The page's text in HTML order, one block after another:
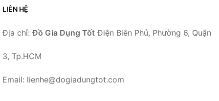
LIÊN HỆ
Địa chỉ:Đồ Gia Dụng Tốt Điện Biên Phủ, Phường 6, Quận
3, Tp.HCM
Email: lienhe@dogiadungtot.com